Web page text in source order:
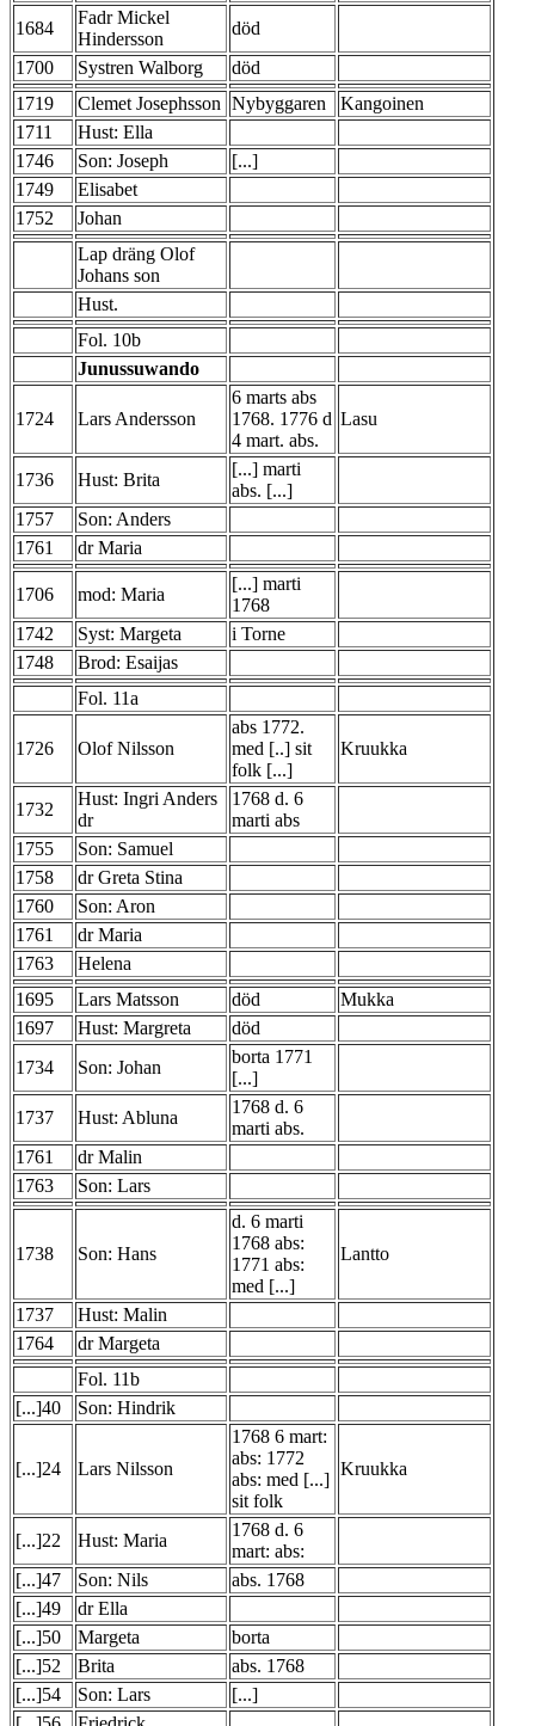
1684
Fadr Mickel
Hindersson
död
1700
Systren Walborg
död
1719
Clemet Josephsson Nybyggaren
Kangoinen
1711
Hust: Ella
1746
Son: Joseph
[...]
1749
Elisabet
1752
Johan
Lap dräng Olof
Johans son
Hust.
Fol. 10b
Junussuwando
1724 Lars Andersson
6 marts abs
1768. 1776 d
4 mart. abs.
Lasu
1736 Hust: Brita
[...] marti
abs. [...]
1757
Son: Anders
1761
dr Maria
1706 mod: Maria
[...] marti
1768
1742
Syst: Margeta
i Torne
1748
Brod: Esaijas
Fol. 11a
1726 Olof Nilsson
abs 1772.
med [..] sit
folk [...]
Kruukka
1732
Hust: Ingri Anders
dr
1768 d. 6
marti abs
1755
Son: Samuel
1758
dr Greta Stina
1760
Son: Aron
1761
dr Maria
1763
Helena
1695
Lars Matsson död
Mukka
1697
Hust: Margreta
död
1734
Son: Johan
borta 1771
[...]
1737
Hust: Abluna
1768 d. 6
marti abs.
1761
dr Malin
1763
Son: Lars
1738 Son: Hans
d. 6 marti
1768 abs:
1771 abs:
med [...]
Lantto
1737
Hust: Malin
1764
dr Margeta
Fol. 11b
[...]40
Son: Hindrik
[...]24 Lars Nilsson
1768 6 mart:
abs: 1772
abs: med [...]
sit folk
Kruukka
[...]22 Hust: Maria
1768 d. 6
mart: abs:
[...]47
Son: Nils
abs. 1768
[...]49
dr Ella
[...]50
Margeta
borta
[...]52
Brita
abs. 1768
[...]54
Son: Lars
[...]